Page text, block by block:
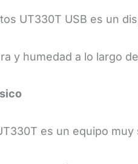
UT330T USB es un
y humedad a lo largo
es un equipo muy